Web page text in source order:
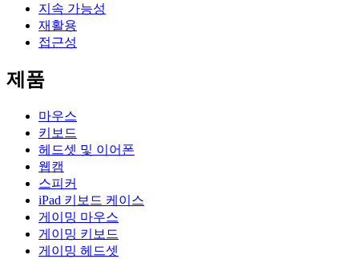
지속 가능성
재활용
접근성
제품
마우스
키보드
헤드셋 및 이어폰
웹캠
스피커
iPad 키보드 케이스
게이밍 마우스
게이밍 키보드
게이밍 헤드셋